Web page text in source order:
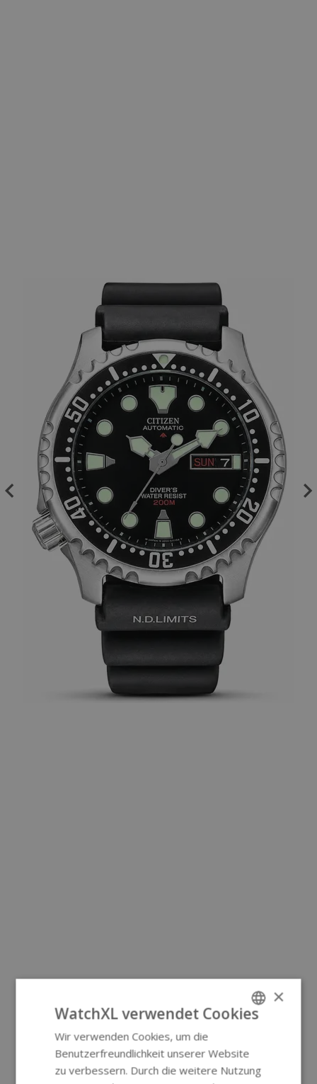
GERMAN
×
WatchXL verwendet Cookies
Wir verwenden Cookies, um die
Benutzerfreundlichkeit unserer Website
zu verbessern. Durch die weitere Nutzung